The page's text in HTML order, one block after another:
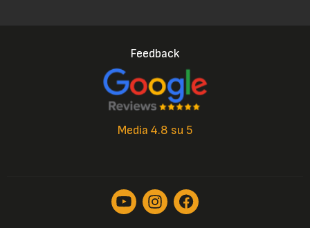
Feedback
Media 4.8 su 5